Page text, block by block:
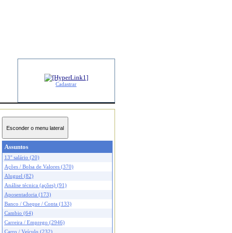
Cadastrar
Assuntos
13° salário (20)
Ações / Bolsa de Valores (370)
Aluguel (82)
Análise técnica (ações) (91)
Aposentadoria (173)
Banco / Cheque / Conta (133)
Cambio (64)
Carreira / Emprego (2946)
Carro / Veículo (232)